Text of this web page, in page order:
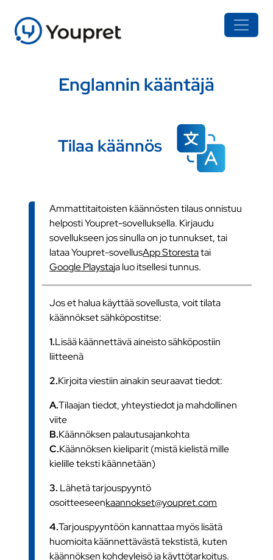
Englannin kääntäjä
Tilaa käännös
Ammattitaitoisten käännösten tilaus onnistuu
helposti Youpret-sovelluksella. Kirjaudu
sovellukseen jos sinulla on jo tunnukset, tai
lataa Youpret-sovellusApp Storestatai
Google Playstaja luo itsellesi tunnus.
Jos et halua käyttää sovellusta, voit tilata
käännökset sähköpostitse:
1.Lisää käännettävä aineisto sähköpostiin
liitteenä
2.Kirjoita viestiin ainakin seuraavat tiedot:
A.Tilaajan tiedot, yhteystiedot ja mahdollinen
viite
B.Käännöksen palautusajankohta
C.Käännöksen kieliparit (mistä kielistä mille
kielille teksti käännetään)
3. Lähetä tarjouspyyntö
osoitteeseenkaannokset@youpret.com
4.Tarjouspyyntöön kannattaa myös lisätä
huomioita käännettävästä tekstistä, kuten
käännöksen kohdeyleisö ja käyttötarkoitus.